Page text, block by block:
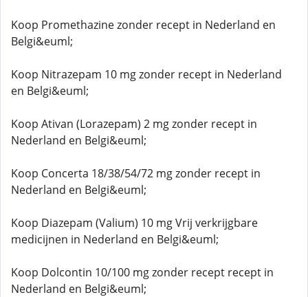
Koop Promethazine zonder recept in Nederland en
Belgi&euml;
Koop Nitrazepam 10 mg zonder recept in Nederland
en Belgi&euml;
Koop Ativan (Lorazepam) 2 mg zonder recept in
Nederland en Belgi&euml;
Koop Concerta 18/38/54/72 mg zonder recept in
Nederland en Belgi&euml;
Koop Diazepam (Valium) 10 mg Vrij verkrijgbare
medicijnen in Nederland en Belgi&euml;
Koop Dolcontin 10/100 mg zonder recept recept in
Nederland en Belgi&euml;